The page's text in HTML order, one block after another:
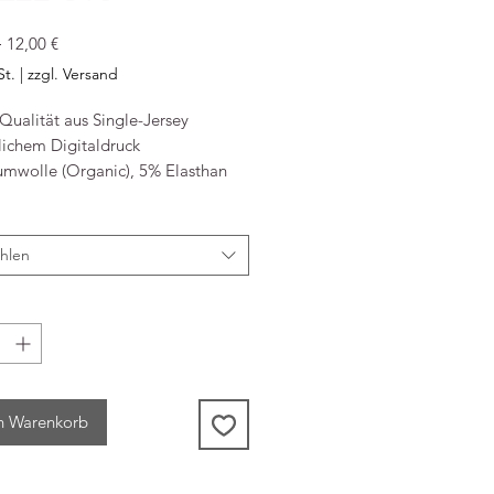
Standardpreis
12,00 €Sale-
Preis
| zzgl. Versand
aus Single-Jersey
Digitaldruck
(Organic), 5% Elasthan
GmbH
5c
Ulzburg Deutschland
Warenkorb